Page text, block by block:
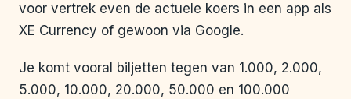
voor vertrek even de actuele koers in een app als
XE Currency of gewoon via Google.
Je komt vooral biljetten tegen van 1.000, 2.000,
5.000, 10.000, 20.000, 50.000 en 100.000